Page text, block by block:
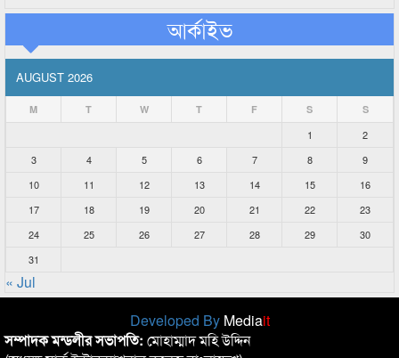
আর্কাইভ
AUGUST 2026
M T W T F S S
1
2
3
4 5 6 7 8
9
10
11 12 13 14 15
16
17
18 19 20 21 22
23
24
25 26 27 28 29
30
31
« Jul
Developed By Mediait
সম্পাদক মন্ডলীর সভাপতি: মোহাম্মাদ মহি উদ্দিন